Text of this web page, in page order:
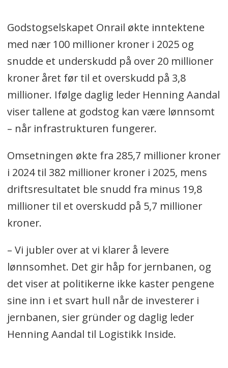
(-19,8 millioner)
Resultat før skatt: 3,8 millioner
kroner (-20,4 millioner)
Godstogselskapet Onrail økte inntektene
med nær 100 millioner kroner i 2025 og
snudde et underskudd på over 20 millioner
kroner året før til et overskudd på 3,8
millioner. Ifølge daglig leder Henning Aandal
viser tallene at godstog kan være lønnsomt
– når infrastrukturen fungerer.
Omsetningen økte fra 285,7 millioner kroner
i 2024 til 382 millioner kroner i 2025, mens
driftsresultatet ble snudd fra minus 19,8
millioner til et overskudd på 5,7 millioner
kroner.
– Vi jubler over at vi klarer å levere
lønnsomhet. Det gir håp for jernbanen, og
det viser at politikerne ikke kaster pengene
sine inn i et svart hull når de investerer i
jernbanen, sier gründer og daglig leder
Henning Aandal til Logistikk Inside.